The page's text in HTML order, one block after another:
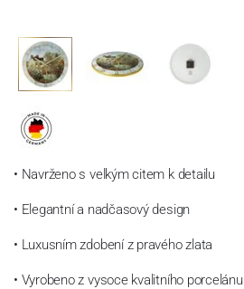
• Navrženo s velkým citem k detailu
• Elegantní a nadčasový design
• Luxusním zdobení z pravého zlata
• Vyrobeno z vysoce kvalitního porcelánu